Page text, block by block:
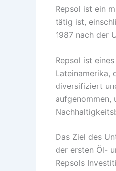
Repsol ist ein
tätig ist,
1987 nach der
Repsol ist
Lateinamerika,
diversifiziert
aufgenommen,
Das Ziel des
der ersten Öl-
Repsols